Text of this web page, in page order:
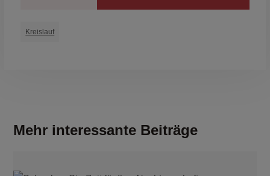
Kreislauf
Mehr interessante Beiträge